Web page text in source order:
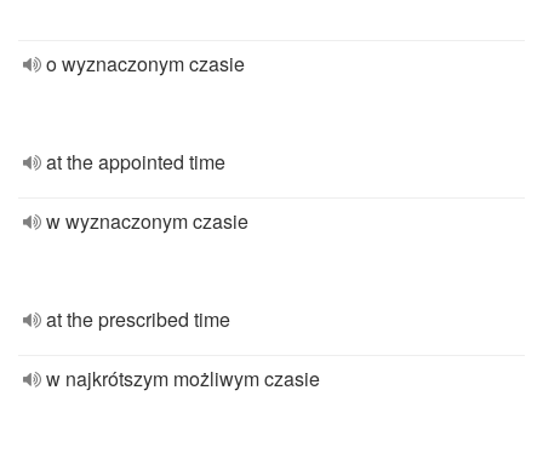
o wyznaczonym czasie
at the appointed time
w wyznaczonym czasie
at the prescribed time
w najkrótszym możliwym czasie